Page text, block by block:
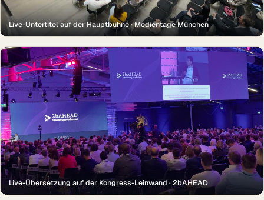
Live-Untertitel auf der Hauptbühne · Medientage München
Live-Übersetzung auf der Kongress-Leinwand · 2bAHEAD